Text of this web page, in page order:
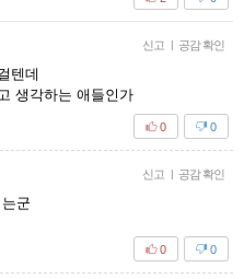
신고 | 공감 확인
텐데
생각하는 애들인가
0
0
신고 | 공감 확인
군
0
0